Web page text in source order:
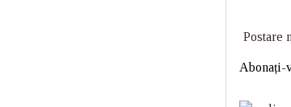
Postare
Abonați-